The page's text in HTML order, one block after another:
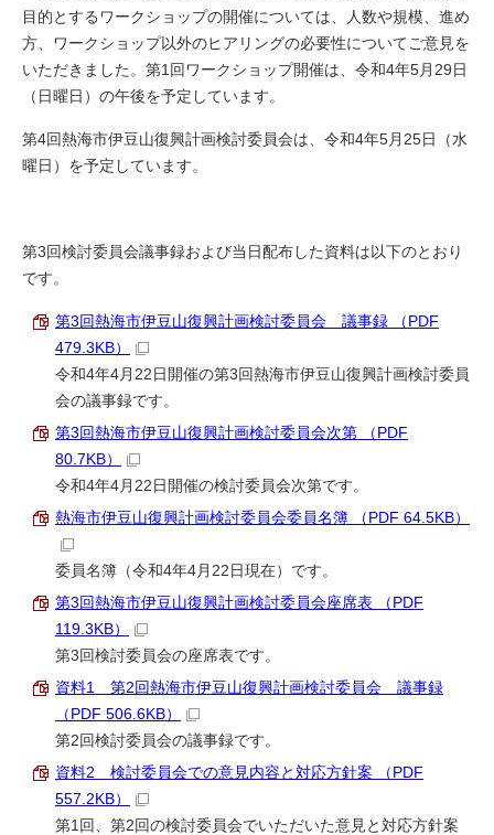
目的とするワークショップの開催については、人数や規模、進め
方、ワークショップ以外のヒアリングの必要性についてご意見を
いただきました。第1回ワークショップ開催は、令和4年5月29日
（日曜日）の午後を予定しています。
第4回熱海市伊豆山復興計画検討委員会は、令和4年5月25日（水
曜日）を予定しています。
第3回検討委員会議事録および当日配布した資料は以下のとおり
です。
第3回熱海市伊豆山復興計画検討委員会 議事録 （PDF
479.3KB）
令和4年4月22日開催の第3回熱海市伊豆山復興計画検討委員
会の議事録です。
第3回熱海市伊豆山復興計画検討委員会次第 （PDF
80.7KB）
令和4年4月22日開催の検討委員会次第です。
熱海市伊豆山復興計画検討委員会委員名簿 （PDF 64.5KB）
委員名簿（令和4年4月22日現在）です。
第3回熱海市伊豆山復興計画検討委員会座席表 （PDF
119.3KB）
第3回検討委員会の座席表です。
資料1 第2回熱海市伊豆山復興計画検討委員会 議事録
（PDF 506.6KB）
第2回検討委員会の議事録です。
資料2 検討委員会での意見内容と対応方針案 （PDF
557.2KB）
第1回、第2回の検討委員会でいただいた意見と対応方針案